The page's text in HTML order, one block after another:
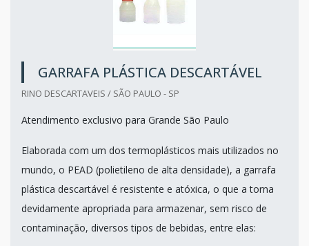
GARRAFA PLÁSTICA DESCARTÁVEL
RINO DESCARTAVEIS / SÃO PAULO - SP
Atendimento exclusivo para Grande São Paulo
Elaborada com um dos termoplásticos mais utilizados no
mundo, o PEAD (polietileno de alta densidade), a garrafa
plástica descartável é resistente e atóxica, o que a torna
devidamente apropriada para armazenar, sem risco de
contaminação, diversos tipos de bebidas, entre elas: